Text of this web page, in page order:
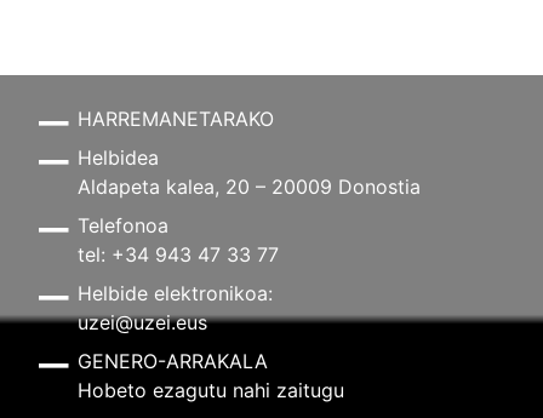
HARREMANETARAKO
Helbidea
Aldapeta kalea, 20 – 20009 Donostia
Telefonoa
tel: +34 943 47 33 77
Helbide elektronikoa:
uzei@uzei.eus
GENERO-ARRAKALA
Hobeto ezagutu nahi zaitugu